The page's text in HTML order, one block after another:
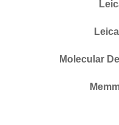
Molecular